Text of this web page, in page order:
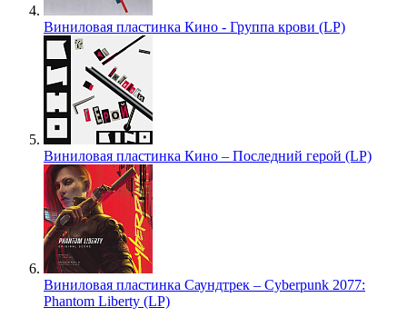
Виниловая пластинка Кино - Группа крови (LP)
Виниловая пластинка Кино – Последний герой (LP)
Виниловая пластинка Саундтрек – Cyberpunk 2077:
Phantom Liberty (LP)